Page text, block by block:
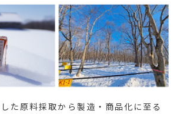
た原料採取から製造・商品化に至る